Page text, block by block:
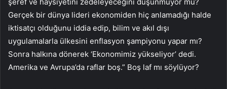
Gerçek bir dünya lideri ekonomiden hiç anlamadığı halde
iktisatçı olduğunu iddia edip, bilim ve akıl dışı
uygulamalarla ülkesini enflasyon şampiyonu yapar mı?
Sonra halkına dönerek ‘Ekonomimiz yükseliyor’ dedi.
Amerika ve Avrupa’da raflar boş.” Boş laf mı söylüyor?